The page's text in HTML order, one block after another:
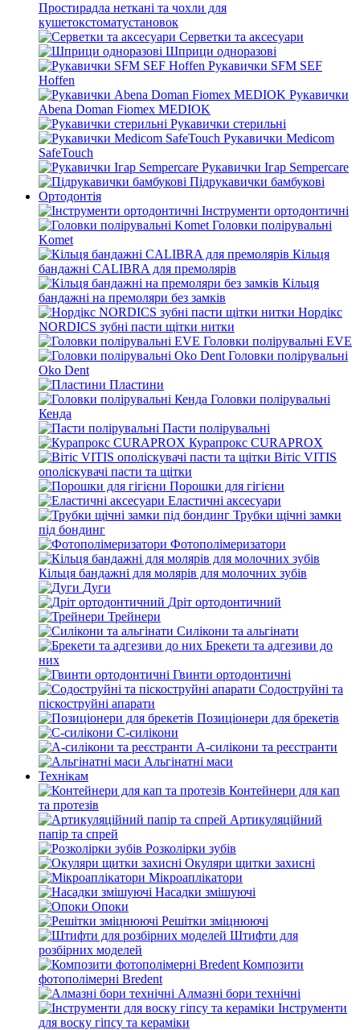
Простирадла неткані та чохли для
кушетокстоматустановок
Серветки та аксесуари
Шприци одноразові
Рукавички SFM SEF
Hoffen
Рукавички
Abena Doman Fiomex MEDIOK
Рукавички стерильні
Рукавички Medicom
SafeTouch
Рукавички Ігар Sempercare
Підрукавички бамбукові
Ортодонтія
Інструменти ортодонтичні
Головки полірувальні
Komet
Кільця
бандажні CALIBRA для премолярів
Кільця
бандажні на премоляри без замків
Нордікс
NORDICS зубні пасти щітки нитки
Головки полірувальні EVE
Головки полірувальні
Oko Dent
Пластини
Головки полірувальні
Кенда
Пасти полірувальні
Курапрокс CURAPROX
Вітіс VITIS
ополіскувачі пасти та щітки
Порошки для гігієни
Еластичні аксесуари
Трубки щічні замки
під бондинг
Фотополімеризатори
Кільця бандажні для молярів для молочних зубів
Дуги
Дріт ортодонтичний
Трейнери
Силікони та альгінати
Брекети та адгезиви до
них
Гвинти ортодонтичні
Содоструйні та
піскоструйні апарати
Позиціонери для брекетів
С-силікони
А-силікони та реєстранти
Альгінатні маси
Технікам
Контейнери для кап
та протезів
Артикуляційний
папір та спрей
Розколірки зубів
Окуляри щитки захисні
Мікроаплікатори
Насадки змішуючі
Опоки
Решітки зміцнюючі
Штифти для
розбірних моделей
Композити
фотополімерні Bredent
Алмазні бори технічні
Інструменти
для воску гіпсу та кераміки